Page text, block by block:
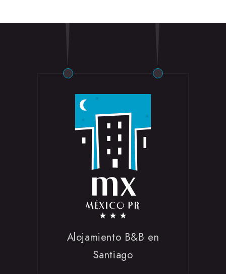
Alojamiento B&B en
Santiago